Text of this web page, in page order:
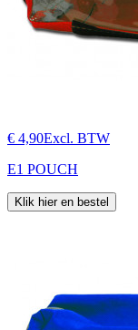
€ 4,90Excl. BTW
E1 POUCH
Klik hier en bestel